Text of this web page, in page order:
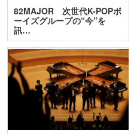
82MAJOR 次世代K-POPボ
ーイズグループの“今”を
訊…